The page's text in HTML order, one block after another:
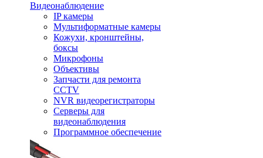
Видеонаблюдение
IP камеры
Мультиформатные камеры
Кожухи, кронштейны,
боксы
Микрофоны
Объективы
Запчасти для ремонта
CCTV
NVR видеорегистраторы
Серверы для
видеонаблюдения
Программное обеспечение